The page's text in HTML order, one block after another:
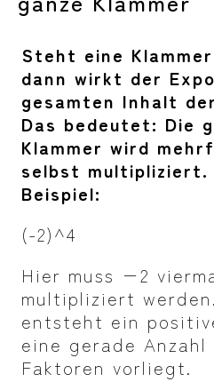
Steht eine
dann wirkt der
gesamten Inhalt
Das bedeutet: Die
Klammer wird
selbst multipliziert.
Beispiel:
(-2)^4
Hier muss −2
multipliziert
entsteht ein
eine gerade
Faktoren vorliegt.